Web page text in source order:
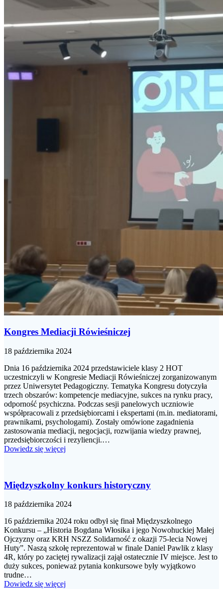
Kongres Mediacji Rówieśniczej
18 października 2024
Dnia 16 października 2024 przedstawiciele klasy 2 HOT
uczestniczyli w Kongresie Mediacji Rówieśniczej zorganizowanym
przez Uniwersytet Pedagogiczny. Tematyka Kongresu dotyczyła
trzech obszarów: kompetencje mediacyjne, sukces na rynku pracy,
odporność psychiczna. Podczas sesji panelowych uczniowie
współpracowali z przedsiębiorcami i ekspertami (m.in. mediatorami,
prawnikami, psychologami). Zostały omówione zagadnienia
zastosowania mediacji, negocjacji, rozwijania wiedzy prawnej,
przedsiębiorczości i rezyliencji.…
Dowiedz się więcej
Międzyszkolny konkurs historyczny
18 października 2024
16 października 2024 roku odbył się finał Międzyszkolnego
Konkursu – „Historia Bogdana Włosika i jego Nowohuckiej Małej
Ojczyzny oraz KRH NSZZ Solidarność z okazji 75-lecia Nowej
Huty”. Naszą szkołę reprezentował w finale Daniel Pawlik z klasy
4R, który po zaciętej rywalizacji zajął ostatecznie IV miejsce. Jest to
duży sukces, ponieważ pytania konkursowe były wyjątkowo
trudne…
Dowiedz się więcej